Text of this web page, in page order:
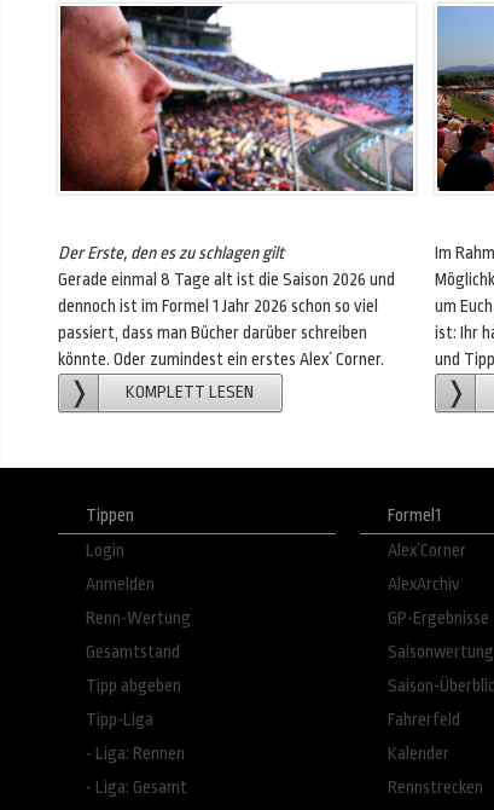
Der Erste, den es zu schlagen gilt
Gerade einmal 8 Tage alt ist die Saison 2026 und
dennoch ist im Formel 1 Jahr 2026 schon so viel
passiert, dass man Bücher darüber schreiben
könnte. Oder zumindest ein erstes Alex´ Corner.
KOMPLETT LESEN
Im
um
ist: Ihr
und
Tippen
Login
Anmelden
Renn-Wertung
Gesamtstand
Tipp abgeben
Tipp-Liga
- Liga: Rennen
- Liga: Gesamt
Formel1
Alex´Corner
AlexArchiv
GP-Ergebnisse
Saisonwertung
Saison-
Fahrerfeld
Kalender
Rennstrecken